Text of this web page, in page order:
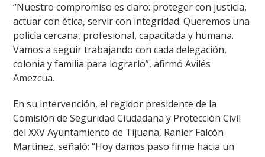
“Nuestro compromiso es claro: proteger con justicia,
actuar con ética, servir con integridad. Queremos una
policía cercana, profesional, capacitada y humana.
Vamos a seguir trabajando con cada delegación,
colonia y familia para lograrlo”, afirmó Avilés
Amezcua.
En su intervención, el regidor presidente de la
Comisión de Seguridad Ciudadana y Protección Civil
del XXV Ayuntamiento de Tijuana, Ranier Falcón
Martínez, señaló: “Hoy damos paso firme hacia un